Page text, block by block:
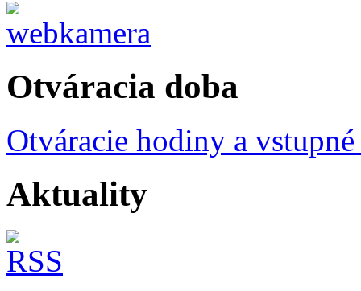
Otváracia doba
Otváracie hodiny a
Aktuality